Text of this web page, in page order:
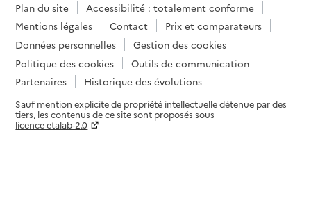
Plan du site
Accessibilité : totalement conforme
Mentions légales
Contact
Prix et comparateurs
Données personnelles
Gestion des cookies
Politique des cookies
Outils de communication
Partenaires
Historique des évolutions
Sauf mention explicite de propriété intellectuelle détenue par des
tiers, les contenus de ce site sont proposés sous
licence etalab-2.0